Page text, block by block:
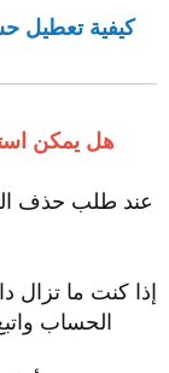
كيفية تعطيل
هل يمكن
عند طلب حذف
إذا كنت ما تزال
الحساب